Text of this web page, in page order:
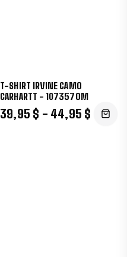
T-SHIRT IRVINE CAMO
CARHARTT - 107357OM
39,95 $ - 44,95 $